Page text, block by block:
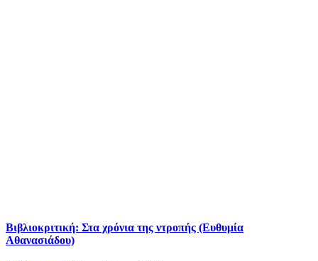
Βιβλιοκριτική: Στα χρόνια της ντροπής (Ευθυμία
Αθανασιάδου)